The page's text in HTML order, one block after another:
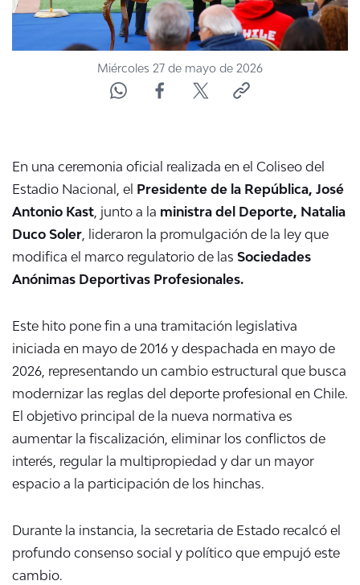
CANAL DE DENUNCIAS
ÁREA DE PROYECTOS
Miércoles 27 de mayo de 2026
En una ceremonia oficial realizada en el Coliseo del
Estadio Nacional, el Presidente de la República, José
Antonio Kast, junto a la ministra del Deporte, Natalia
Duco Soler, lideraron la promulgación de la ley que
modifica el marco regulatorio de las Sociedades
Anónimas Deportivas Profesionales.
Este hito pone fin a una tramitación legislativa
iniciada en mayo de 2016 y despachada en mayo de
2026, representando un cambio estructural que busca
modernizar las reglas del deporte profesional en Chile.
El objetivo principal de la nueva normativa es
aumentar la fiscalización, eliminar los conflictos de
interés, regular la multipropiedad y dar un mayor
espacio a la participación de los hinchas.
Durante la instancia, la secretaria de Estado recalcó el
profundo consenso social y político que empujó este
cambio.